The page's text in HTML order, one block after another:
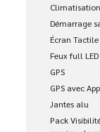
Démarrage
Écran Tactile
Feux full LED
GPS
GPS avec
Jantes alu
Pack